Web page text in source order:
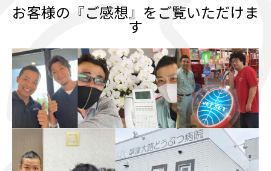
お客様の『ご感想』をご覧いただけま
す